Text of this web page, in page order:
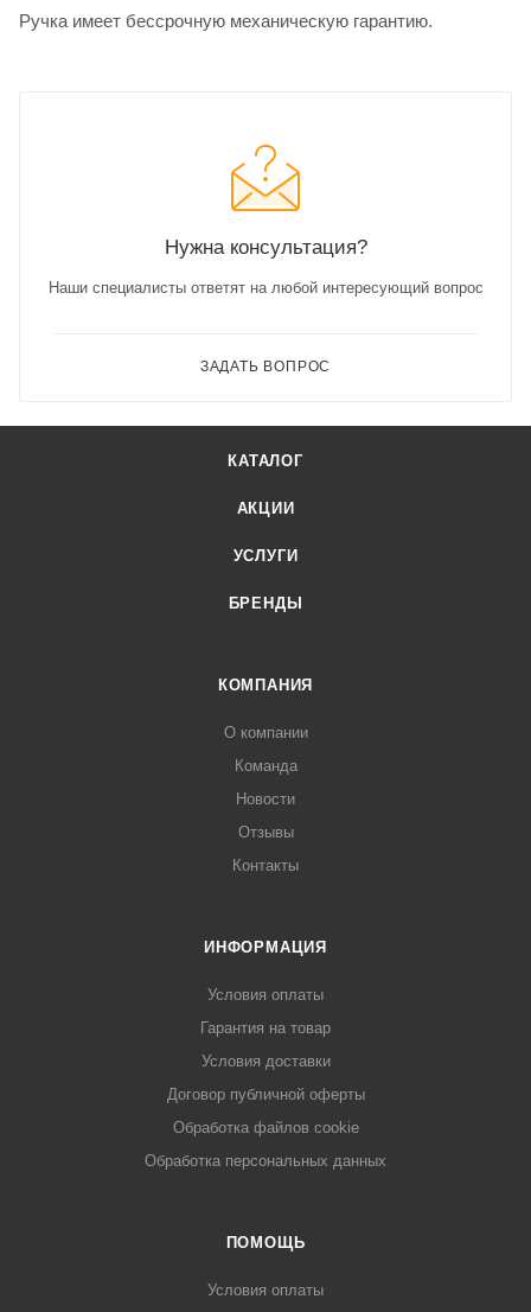
Ручка имеет бессрочную механическую гарантию.
Нужна консультация?
Наши специалисты ответят на любой интересующий вопрос
ЗАДАТЬ ВОПРОС
КАТАЛОГ
АКЦИИ
УСЛУГИ
БРЕНДЫ
КОМПАНИЯ
О компании
Команда
Новости
Отзывы
Контакты
ИНФОРМАЦИЯ
Условия оплаты
Гарантия на товар
Условия доставки
Договор публичной оферты
Обработка файлов cookie
Обработка персональных данных
ПОМОЩЬ
Условия оплаты